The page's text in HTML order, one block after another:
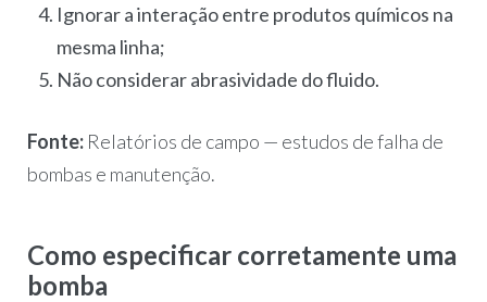
Ignorar a interação entre produtos químicos na
mesma linha;
Não considerar abrasividade do fluido.
Fonte: Relatórios de campo — estudos de falha de
bombas e manutenção.
Como especificar corretamente uma
bomba